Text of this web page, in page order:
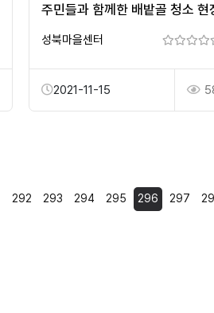
주민들과 함께한 배밭골 청소 현
성북마을센터
2021-11-15
292 293 294 295 296 297